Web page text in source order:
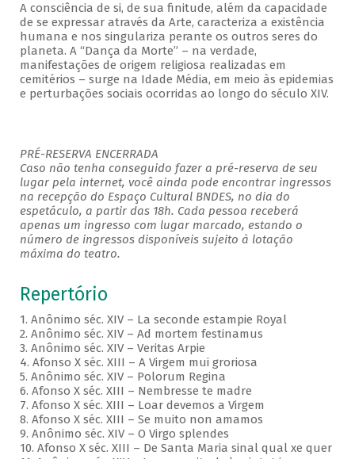
A consciência de si, de sua finitude, além da capacidade
de se expressar através da Arte, caracteriza a existência
humana e nos singulariza perante os outros seres do
planeta. A “Dança da Morte” – na verdade,
manifestações de origem religiosa realizadas em
cemitérios – surge na Idade Média, em meio às epidemias
e perturbações sociais ocorridas ao longo do século XIV.
PRÉ-RESERVA ENCERRADA
Caso não tenha conseguido fazer a pré-reserva de seu
lugar pela internet, você ainda pode encontrar ingressos
na recepção do Espaço Cultural BNDES, no dia do
espetáculo, a partir das 18h. Cada pessoa receberá
apenas um ingresso com lugar marcado, estando o
número de ingressos disponíveis sujeito à lotação
máxima do teatro.
Repertório
1. Anônimo séc. XIV – La seconde estampie Royal
2. Anônimo séc. XIV – Ad mortem festinamus
3. Anônimo séc. XIV – Veritas Arpie
4. Afonso X séc. XIII – A Virgem mui groriosa
5. Anônimo séc. XIV – Polorum Regina
6. Afonso X séc. XIII – Nembresse te madre
7. Afonso X séc. XIII – Loar devemos a Virgem
8. Afonso X séc. XIII – Se muito non amamos
9. Anônimo séc. XIV – O Virgo splendes
10. Afonso X séc. XIII – De Santa Maria sinal qual xe quer